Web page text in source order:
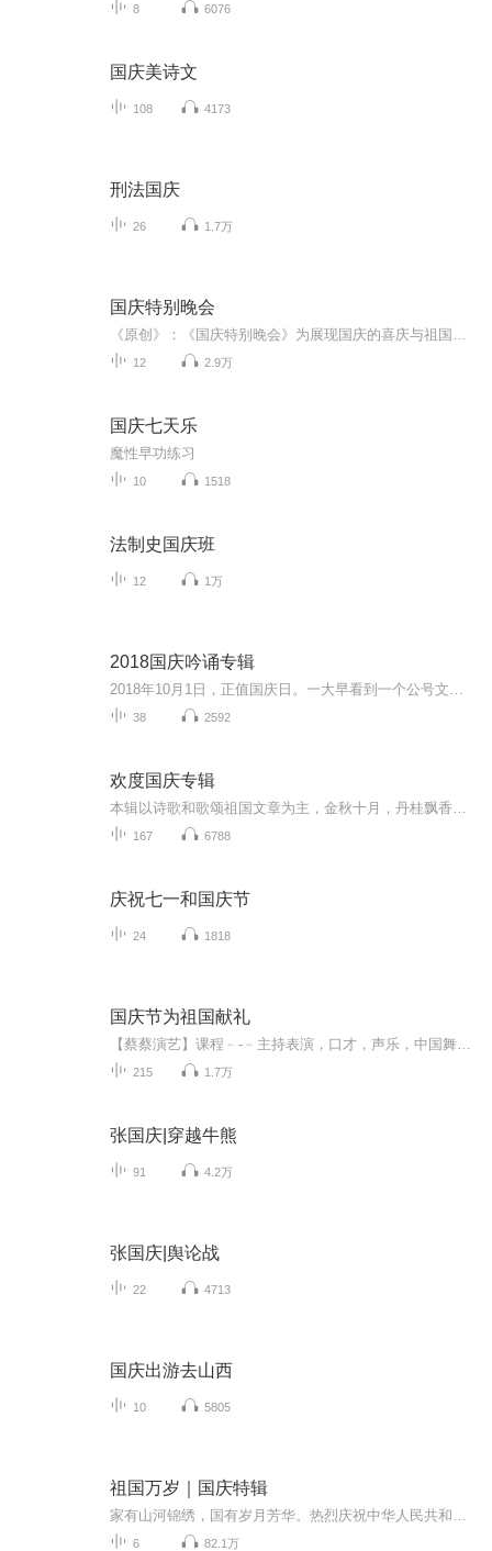
8 6076
国庆美诗文
108 4173
刑法国庆
26 1.7万
国庆特别晚会
12 2.9万
国庆七天乐
魔性早功练习
10 1518
法制史国庆班
12 1万
2018国庆吟诵专辑
38 2592
欢度国庆专辑
167 6788
庆祝七一和国庆节
24 1818
国庆节为祖国献礼
215 1.7万
张国庆|穿越牛熊
91 4.2万
张国庆|舆论战
22 4713
国庆出游去山西
10 5805
祖国万岁｜国庆特辑
6 82.1万